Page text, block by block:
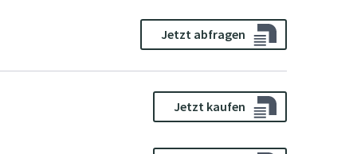
Jetzt abfragen
Jetzt kaufen